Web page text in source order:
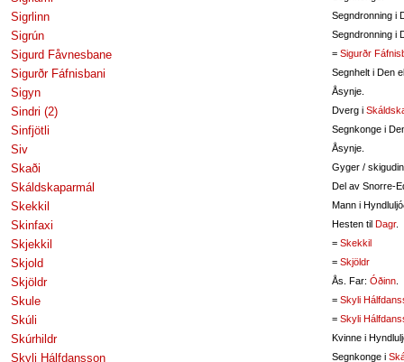
Sigrlinn Segndronning i
Sigrún Segndronning i
Sigurd Fåvnesbane = Sigurðr
Sigurðr Fáfnisbani Segnhelt i Den
Sigyn Åsynje.
Sindri (2) Dverg i
Sinfjötli Segnkonge i
Siv Åsynje.
Skaði Gyger /
Skáldskaparmál Del av Snorre-
Skekkil Mann i
Skinfaxi Hesten til Dagr.
Skjekkil = Skekkil
Skjold = Skjöldr
Skjöldr Ås. Far: Óðinn
Skule = Skyli
Skúli = Skyli
Skúrhildr Kvinne i
Skyli Hálfdansson Segnkonge i